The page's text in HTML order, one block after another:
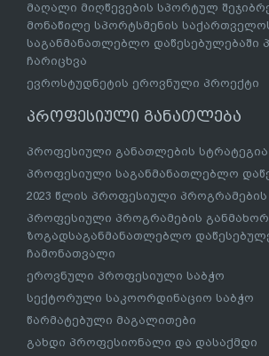
მაღალი მიღწევების სპორტულ
მონაწილე სპორტსმენის
საგანმანათლებლო დაწესებულებაში
ჩარიცხვა
ევროსტუდნეტის ეროვნული პროექტი
პროფესიული განათლება
პროფესიული განათლების სტრატეგია
პროფესიული საგანმანათლებლო
2023 წლის პროფესიული
პროფესიული პროგრამების
ზოგადსაგანმანათლებლო
ჩამონათვალი
ეროვნული პროფესიული საბჭო
სექტორული საკოორდინაციო საბჭო
წარმატებული მაგალითები
გახდი პროფესიონალი და დასაქმდი